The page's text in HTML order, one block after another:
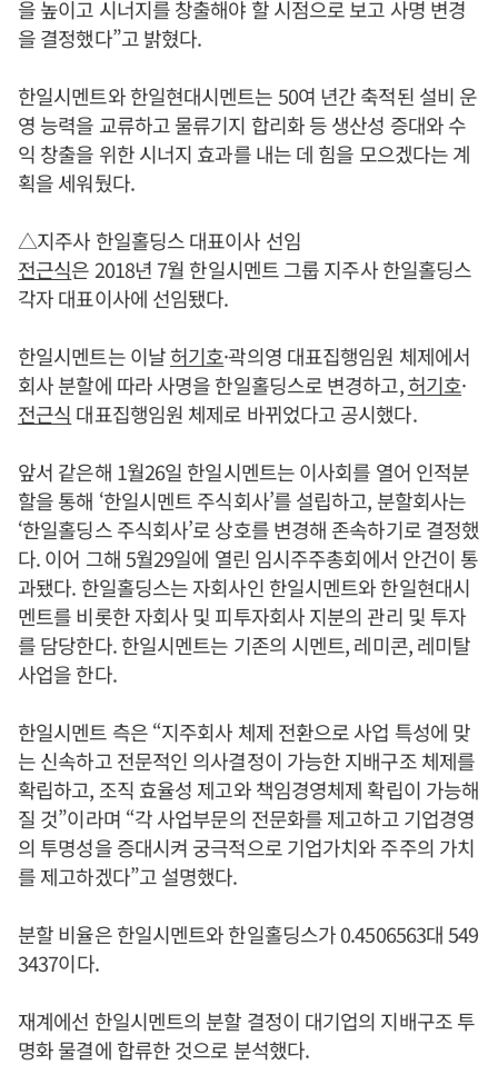
을 높이고 시너지를 창출해야 할 시점으로 보고 사명 변경
을 결정했다”고 밝혔다.
한일시멘트와 한일현대시멘트는 50여 년간 축적된 설비 운
영 능력을 교류하고 물류기지 합리화 등 생산성 증대와 수
익 창출을 위한 시너지 효과를 내는 데 힘을 모으겠다는 계
획을 세워뒀다.
△지주사 한일홀딩스 대표이사 선임
전근식은 2018년 7월 한일시멘트 그룹 지주사 한일홀딩스
각자 대표이사에 선임됐다.
한일시멘트는 이날허기호·곽의영 대표집행임원 체제에서
회사 분할에 따라 사명을 한일홀딩스로 변경하고,허기호·
전근식 대표집행임원 체제로 바뀌었다고 공시했다.
앞서 같은해 1월26일 한일시멘트는 이사회를 열어 인적분
할을 통해 ‘한일시멘트 주식회사’를 설립하고, 분할회사는
‘한일홀딩스 주식회사’로 상호를 변경해 존속하기로 결정했
다. 이어 그해 5월29일에 열린 임시주주총회에서 안건이 통
과됐다. 한일홀딩스는 자회사인 한일시멘트와 한일현대시
멘트를 비롯한 자회사 및 피투자회사 지분의 관리 및 투자
를 담당한다. 한일시멘트는 기존의 시멘트, 레미콘, 레미탈
사업을 한다.
한일시멘트 측은 “지주회사 체제 전환으로 사업 특성에 맞
는 신속하고 전문적인 의사결정이 가능한 지배구조 체제를
확립하고, 조직 효율성 제고와 책임경영체제 확립이 가능해
질 것”이라며 “각 사업부문의 전문화를 제고하고 기업경영
의 투명성을 증대시켜 궁극적으로 기업가치와 주주의 가치
를 제고하겠다”고 설명했다.
분할 비율은 한일시멘트와 한일홀딩스가 0.4506563대 549
3437이다.
재계에선 한일시멘트의 분할 결정이 대기업의 지배구조 투
명화 물결에 합류한 것으로 분석했다.